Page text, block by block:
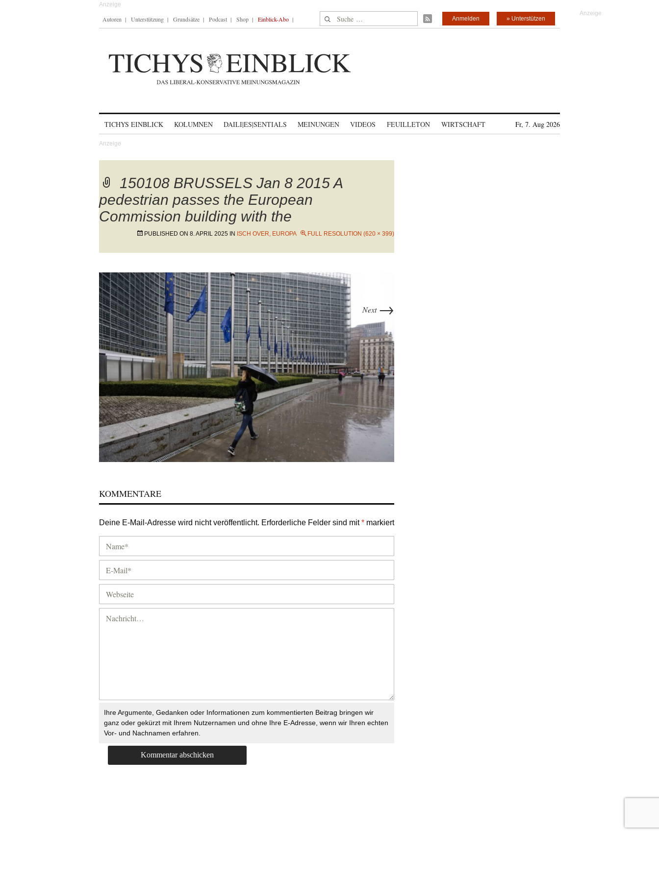
Autoren Unterstützung Grundsätze Podcast Shop Einblick-Abo Suche nach: » Unterstützen
Anmelden
TICHYS EINBLICK KOLUMNEN DAILI|ES|SENTIALS MEINUNGEN VIDEOS FEUILLETON WIRTSCHAFT Fr, 7. Aug 2026
150108 BRUSSELS Jan 8 2015 A
pedestrian passes the European
Commission building with the
PUBLISHED ON 8. APRIL 2025 IN ISCH OVER, EUROPA FULL RESOLUTION (620 × 399)
Next →
KOMMENTARE
Deine E-Mail-Adresse wird nicht veröffentlicht. Erforderliche Felder sind mit* markiert
Ihre Argumente, Gedanken oder Informationen zum kommentierten Beitrag bringen wir
ganz oder gekürzt mit Ihrem Nutzernamen und ohne Ihre E-Adresse, wenn wir Ihren echten
Vor- und Nachnamen erfahren.